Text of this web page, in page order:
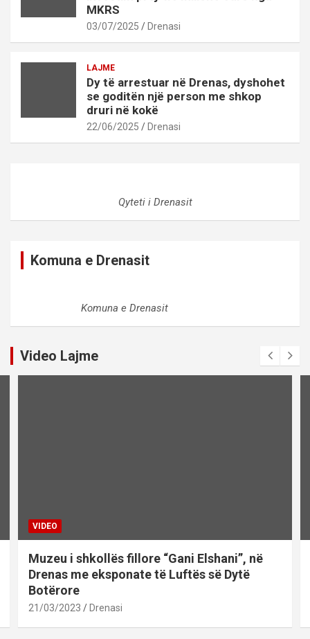
MKRS
03/07/2025 Drenasi
LAJME
Dy të arrestuar në Drenas, dyshohet
se goditën një person me shkop
druri në kokë
22/06/2025 Drenasi
Qyteti i Drenasit
Komuna e Drenasit
Komuna e Drenasit
Video Lajme
VIDEO
Muzeu i shkollës fillore “Gani Elshani”, në
Drenas me eksponate të Luftës së Dytë
Botërore
21/03/2023 Drenasi